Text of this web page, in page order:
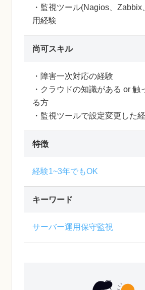
・監視ツール(Nagios、Zabbix
用経験
尚可スキル
・障害一次対応の経験
・クラウドの知識がある or 触
る方
・監視ツールで設定変更した
特徴
経験1~3年でもOK
キーワード
サーバー運用保守監視